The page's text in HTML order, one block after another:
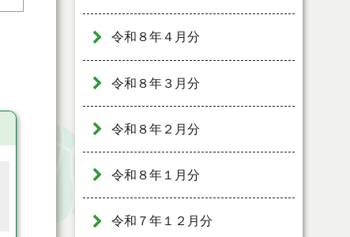
令和８年４月分
令和８年３月分
令和８年２月分
令和８年１月分
令和７年１２月分